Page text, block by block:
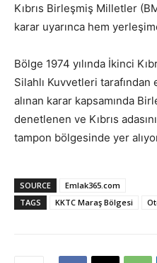
Kıbrıs Birleşmiş Milletler
karar uyarınca hem
Bölge 1974 yılında İkinci
Silahlı Kuvvetleri
alınan karar kapsamında
denetlenen ve Kıbrıs
tampon bölgesinde yer
SOURCE
Emlak365.com
TAGS
KKTC Maraş Bölgesi